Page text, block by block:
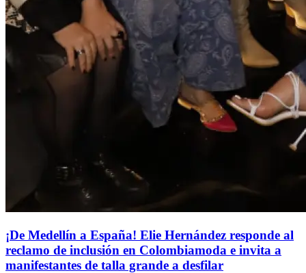
¡De Medellín a España! Elie Hernández responde al
reclamo de inclusión en Colombiamoda e invita a
manifestantes de talla grande a desfilar